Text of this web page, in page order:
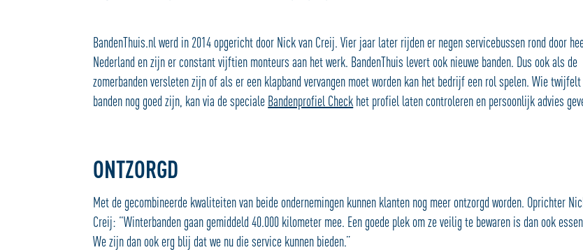
BandenThuis.nl werd in 2014 opgericht door Nick van Creij. Vier jaar later rijden er negen servicebussen rond door
Nederland en zijn er constant vijftien monteurs aan het werk. BandenThuis levert ook nieuwe banden. Dus ook als de
zomerbanden versleten zijn of als er een klapband vervangen moet worden kan het bedrijf een rol spelen. Wie
banden nog goed zijn, kan via de speciale Bandenprofiel Check het profiel laten controleren en persoonlijk advies
ONTZORGD
Met de gecombineerde kwaliteiten van beide ondernemingen kunnen klanten nog meer ontzorgd worden. Oprichter
Creij: “Winterbanden gaan gemiddeld 40.000 kilometer mee. Een goede plek om ze veilig te bewaren is dan ook
We zijn dan ook erg blij dat we nu die service kunnen bieden.”